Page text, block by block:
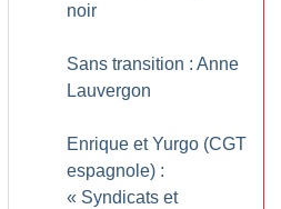
noir
Sans transition : Anne
Lauvergon
Enrique et Yurgo (CGT
espagnole) :
« Syndicats et